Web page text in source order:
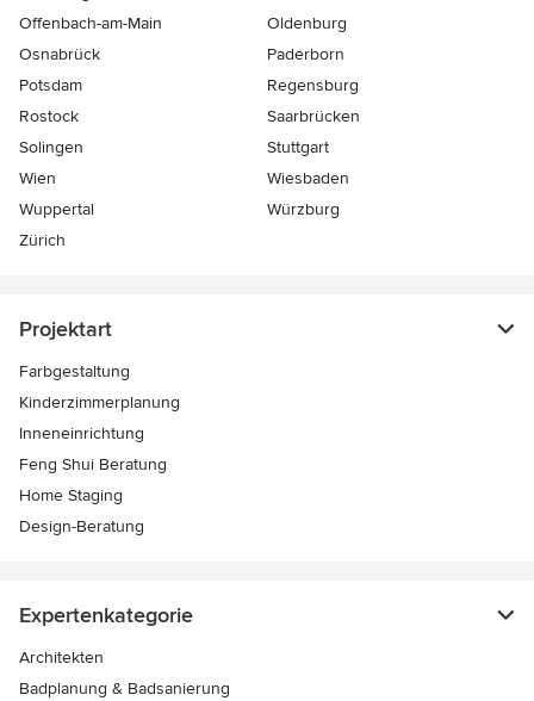
Offenbach-am-Main
Oldenburg
Osnabrück
Paderborn
Potsdam
Regensburg
Rostock
Saarbrücken
Solingen
Stuttgart
Wien
Wiesbaden
Wuppertal
Würzburg
Zürich
Projektart
Farbgestaltung
Kinderzimmerplanung
Inneneinrichtung
Feng Shui Beratung
Home Staging
Design-Beratung
Expertenkategorie
Architekten
Badplanung & Badsanierung